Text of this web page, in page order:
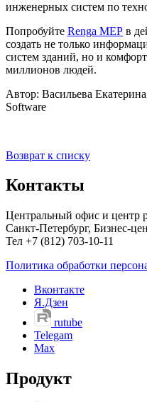
инженерных систем по
Попробуйте Renga МЕР в
создать не только
систем зданий, но и
миллионов людей.
Автор: Васильева
Software
Возврат к списку
Контакты
Центральный офис и центр
Санкт-Петербург, Бизнес-
Тел +7 (812) 703-10-11
Политика обработки
Вконтакте
Я.Дзен
rutube
Telegam
Max
Продукт